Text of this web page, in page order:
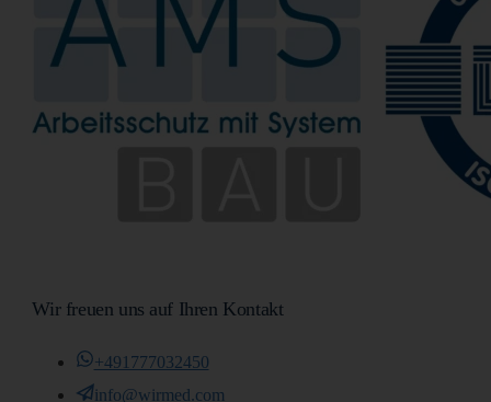
Wir freuen uns auf Ihren Kontakt
+491777032450
info@wirmed.com